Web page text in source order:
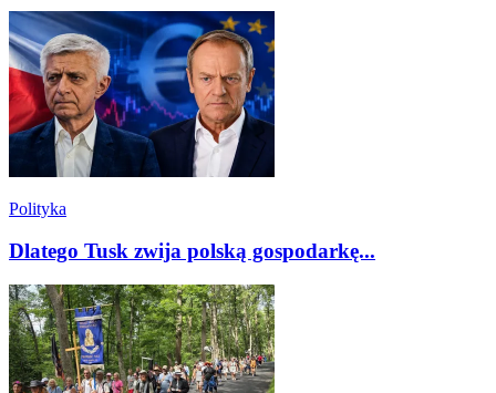
Polityka
Dlatego Tusk zwija polską gospodarkę...